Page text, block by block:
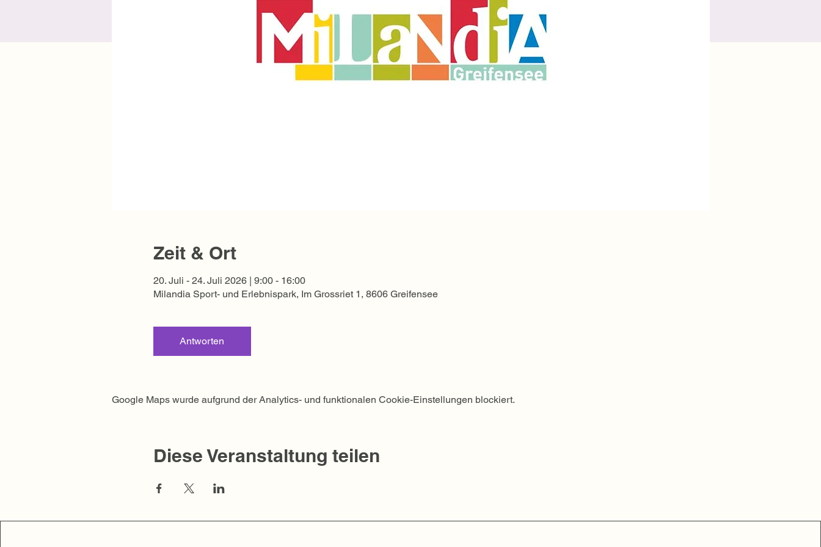
Zeit & Ort
20. Juli - 24. Juli 2026 | 9:00 - 16:00
Milandia Sport- und Erlebnispark, Im Grossriet 1, 8606 Greifensee
Antworten
Google Maps wurde aufgrund der Analytics- und funktionalen Cookie-Einstellungen blockiert.
Diese Veranstaltung teilen